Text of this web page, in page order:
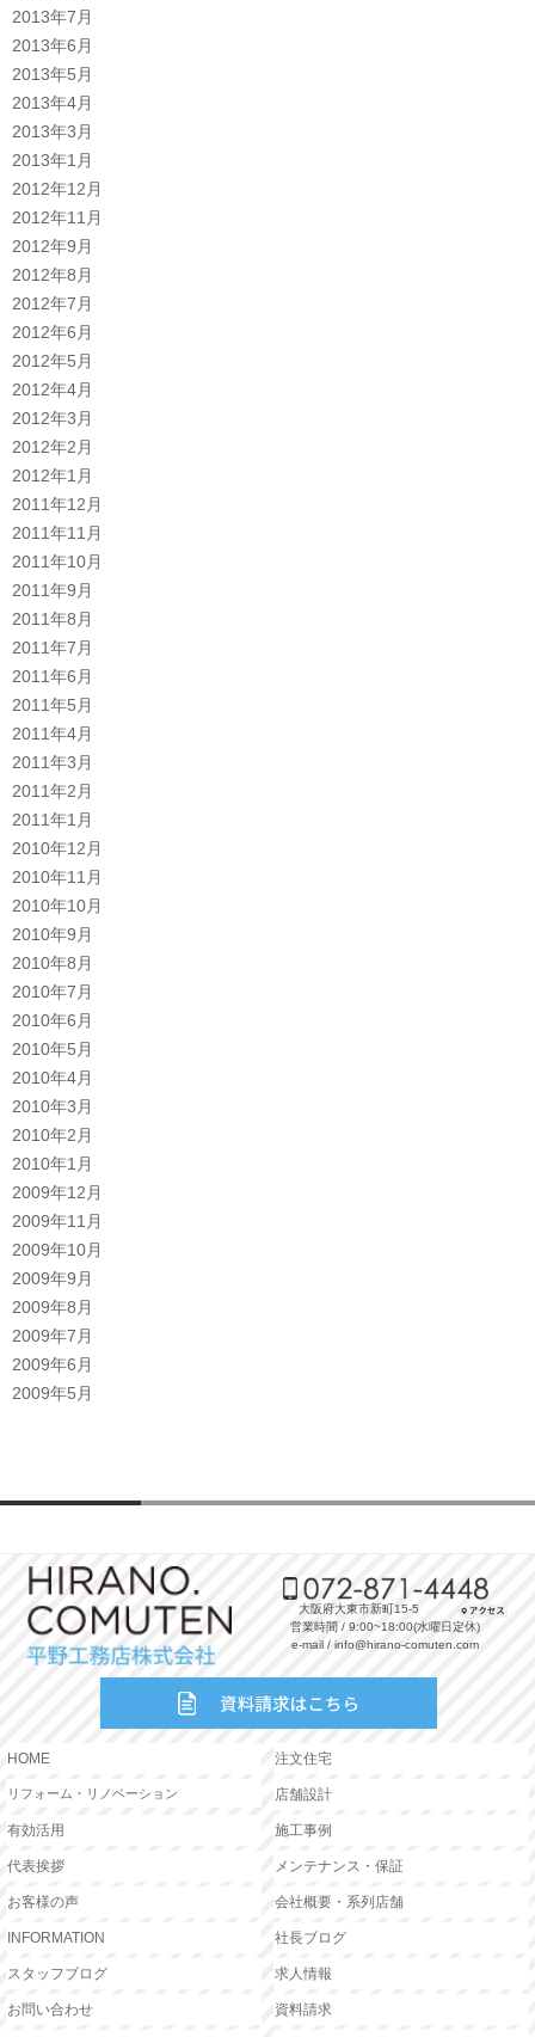
2013年7月
2013年6月
2013年5月
2013年4月
2013年3月
2013年1月
2012年12月
2012年11月
2012年9月
2012年8月
2012年7月
2012年6月
2012年5月
2012年4月
2012年3月
2012年2月
2012年1月
2011年12月
2011年11月
2011年10月
2011年9月
2011年8月
2011年7月
2011年6月
2011年5月
2011年4月
2011年3月
2011年2月
2011年1月
2010年12月
2010年11月
2010年10月
2010年9月
2010年8月
2010年7月
2010年6月
2010年5月
2010年4月
2010年3月
2010年2月
2010年1月
2009年12月
2009年11月
2009年10月
2009年9月
2009年8月
2009年7月
2009年6月
2009年5月
大阪府大東市新町15-5
営業時間 / 9:00~18:00(水曜日定休)
e-mail / info@hirano-comuten.com
HOME 注文住宅
リフォーム・リノベーション 店舗設計
有効活用 施工事例
代表挨拶 メンテナンス・保証
お客様の声 会社概要・系列店舗
INFORMATION 社長ブログ
スタッフブログ 求人情報
お問い合わせ 資料請求